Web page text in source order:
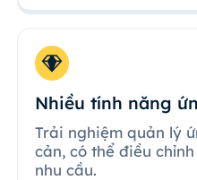
Nhiều tính năng
Trải nghiệm quản lý
cản, có thể điều
nhu cầu.